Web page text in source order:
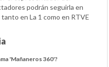
podrán seguirla en
en La 1 como en RTVE
'Mañaneros 360'?